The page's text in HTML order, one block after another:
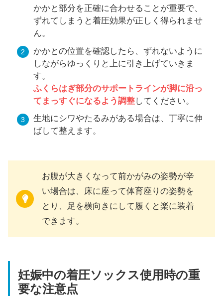
かかと部分を正確に合わせることが重要で、
ずれてしまうと着圧効果が正しく得られませ
ん。
かかとの位置を確認したら、ずれないように
しながらゆっくりと上に引き上げていきま
す。
ふくらはぎ部分のサポートラインが脚に沿っ
てまっすぐになるよう調整してください。
生地にシワやたるみがある場合は、丁寧に伸
ばして整えます。
お腹が大きくなって前かがみの姿勢が辛
い場合は、床に座って体育座りの姿勢を
とり、足を横向きにして履くと楽に装着
できます。
妊娠中の着圧ソックス使用時の重
要な注意点